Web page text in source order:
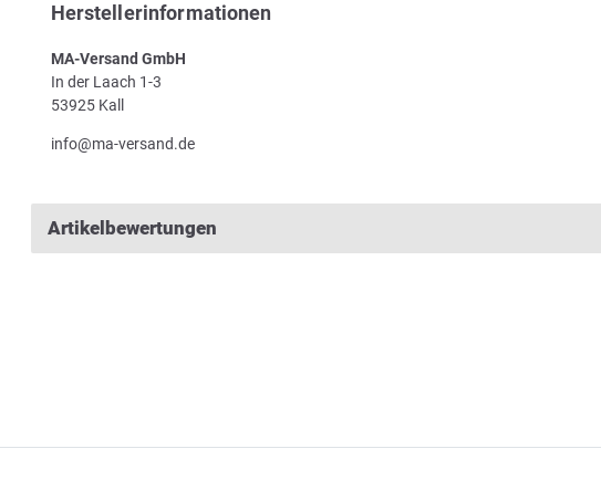
Herstellerinformationen
MA-Versand GmbH
In der Laach 1-3
53925 Kall
info@ma-versand.de
Artikelbewertungen